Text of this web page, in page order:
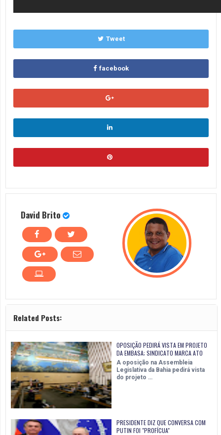
Tweet
facebook
David Brito
Related Posts:
OPOSIÇÃO PEDIRÁ VISTA EM PROJETO
DA EMBASA; SINDICATO MARCA ATO
A oposição na Assembleia
Legislativa da Bahia pedirá vista
do projeto …
PRESIDENTE DIZ QUE CONVERSA COM
PUTIN FOI "PROFÍCUA"